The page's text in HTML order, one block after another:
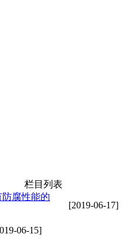
栏目列表
[2019-06-17]
腐性能的
06-15]